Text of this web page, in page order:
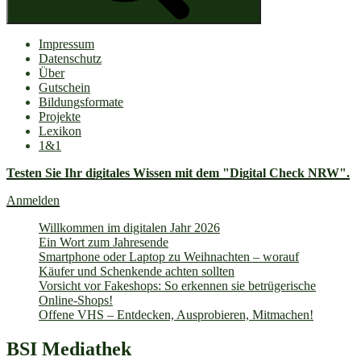
Impressum
Datenschutz
Über
Gutschein
Bildungsformate
Projekte
Lexikon
1&1
Testen Sie Ihr digitales Wissen mit dem "Digital Check NRW".
Anmelden
Willkommen im digitalen Jahr 2026
Ein Wort zum Jahresende
Smartphone oder Laptop zu Weihnachten – worauf
Käufer und Schenkende achten sollten
Vorsicht vor Fakeshops: So erkennen sie betrügerische
Online-Shops!
Offene VHS – Entdecken, Ausprobieren, Mitmachen!
BSI Mediathek